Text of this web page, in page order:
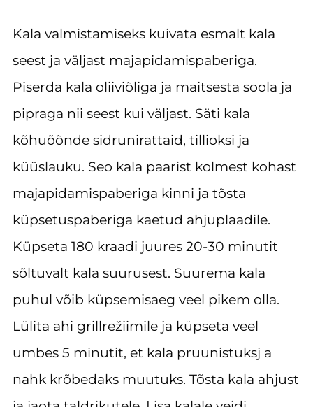
Kala valmistamiseks kuivata esmalt kala
seest ja väljast majapidamispaberiga.
Piserda kala oliiviõliga ja maitsesta soola ja
pipraga nii seest kui väljast. Säti kala
kõhuõõnde sidrunirattaid, tillioksi ja
küüslauku. Seo kala paarist kolmest kohast
majapidamispaberiga kinni ja tõsta
küpsetuspaberiga kaetud ahjuplaadile.
Küpseta 180 kraadi juures 20-30 minutit
sõltuvalt kala suurusest. Suurema kala
puhul võib küpsemisaeg veel pikem olla.
Lülita ahi grillrežiimile ja küpseta veel
umbes 5 minutit, et kala pruunistuksj a
nahk krõbedaks muutuks. Tõsta kala ahjust